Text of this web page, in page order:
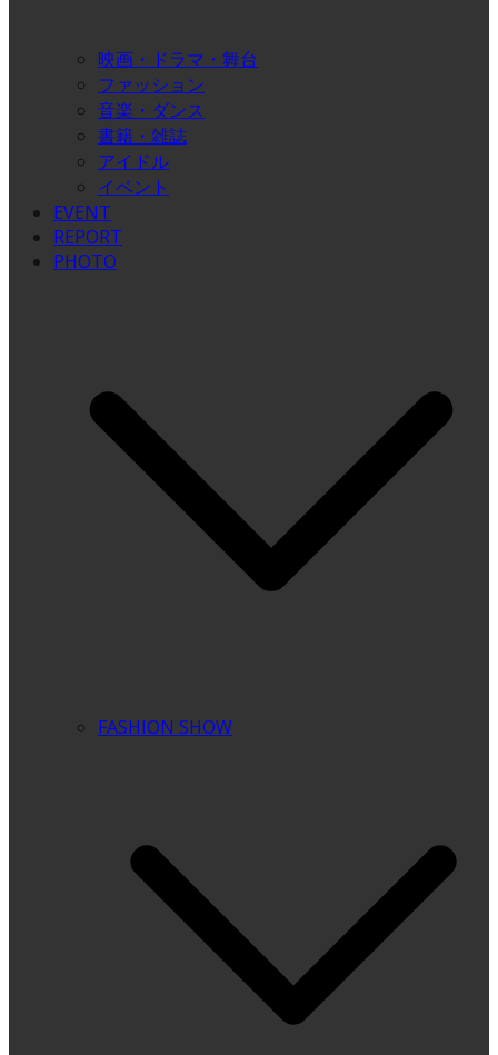
映画・ドラマ・舞台
ファッション
音楽・ダンス
書籍・雑誌
アイドル
イベント
EVENT
REPORT
PHOTO
FASHION SHOW